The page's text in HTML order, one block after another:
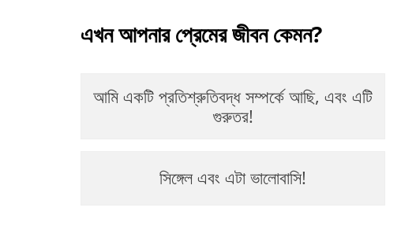
এখন আপনার প্রেমের জীবন কেমন?
আমি একটি প্রতিশ্রুতিবদ্ধ সম্পর্কে আছি, এবং এটি
গুরুতর!
সিঙ্গেল এবং এটা ভালোবাসি!